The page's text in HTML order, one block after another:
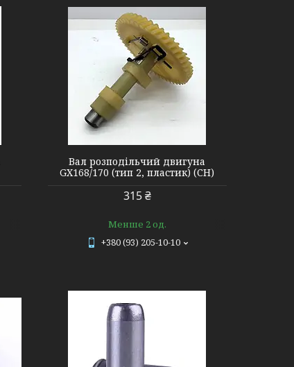
Вал розподільчий двигуна
GX168/170 (тип 2, пластик) (СН)
315 ₴
Менше 2 од.
+380 (93) 205-10-10